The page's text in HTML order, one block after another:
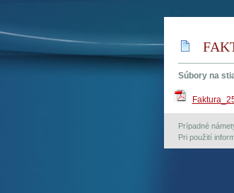
Súbory na
Prípadné
Pri použití